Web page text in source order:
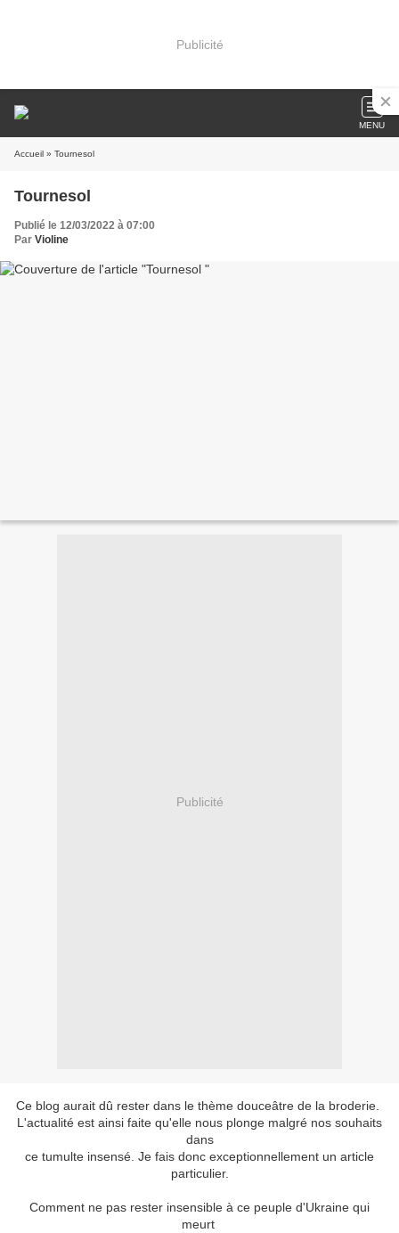
Publicité
MENU
Accueil » Tournesol
Tournesol
Publié le 12/03/2022 à 07:00
Par Violine
Publicité
Ce blog aurait dû rester dans le thème douceâtre de la broderie.
L'actualité est ainsi faite qu'elle nous plonge malgré nos souhaits
dans
ce tumulte insensé. Je fais donc exceptionnellement un article
particulier.
Comment ne pas rester insensible à ce peuple d'Ukraine qui
meurt